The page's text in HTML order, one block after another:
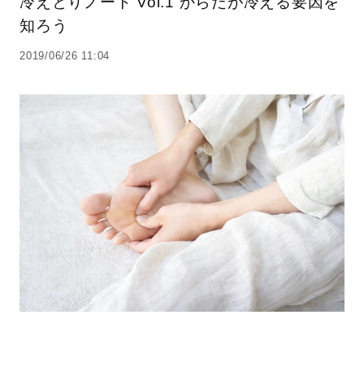
知ろう
2019/06/26 11:04